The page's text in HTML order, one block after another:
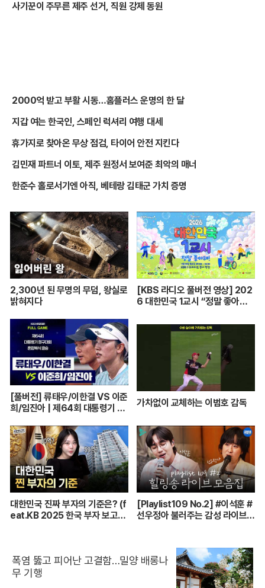
사기꾼이 주무른 제주 선거, 직원 강제 동원
2000억 받고 부활 시동…홈플러스 운명의 한 달
지갑 여는 한국인, 스페인 럭셔리 여행 대세
휴가지로 찾아온 무상 점검, 타이어 안전 지킨다
김민재 파트너 이토, 제주 원정서 보여준 최악의 매너
한준수 홀로서기엔 아직, 베테랑 김태군 가치 증명
2,300년 된 무명의 무덤, 왕실로
밝혀지다
[KBS 라디오 풀버전 영상] 202
6 대한민국 1교시 “정말 좋아
[풀버전] 류태우/이한결 VS 이준
희/임진아 | 제64회 대통령기 종
7.22 방송)
가차없이 교체하는 이범호 감독
대한민국 진짜 부자의 기준은? (f
eat.KB 2025 한국 부자 보고
[Playlist109 No.2] #이석훈 #
선우정아 불러주는 감성 라이브
폭염 뚫고 피어난 고결함…밀양 배롱나
무 기행